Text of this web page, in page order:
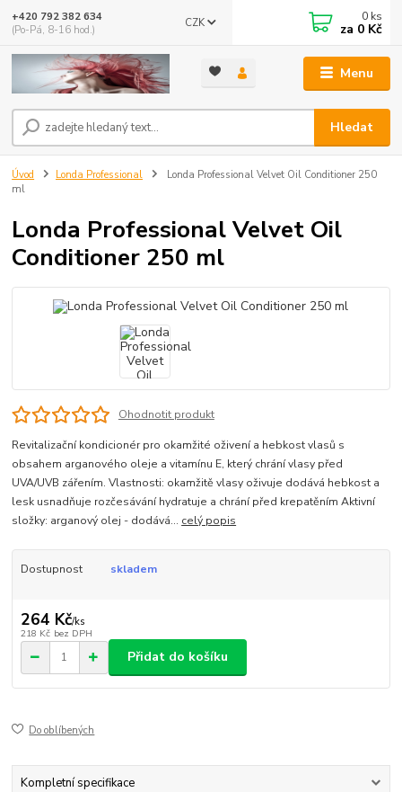
Menu
CZK
Hledat
+420 792 382 634
(Po-Pá, 8-16 hod.)
0 ks
za 0 Kč
Úvod Londa Professional
Londa Professional Velvet Oil Conditioner 250
ml
Londa Professional Velvet Oil
Conditioner 250 ml
Ohodnotit produkt
Revitalizační kondicionér pro okamžité oživení a hebkost vlasů s
obsahem arganového oleje a vitamínu E, který chrání vlasy před
UVA/UVB zářením. Vlastnosti: okamžitě vlasy oživuje dodává hebkost a
lesk usnadňuje rozčesávání hydratuje a chrání před krepatěním Aktivní
složky: arganový olej - dodává... celý popis
Dostupnost skladem
264 Kč/ks
218 Kč bez DPH
Přidat do košíku
Do oblíbených
Kompletní specifikace